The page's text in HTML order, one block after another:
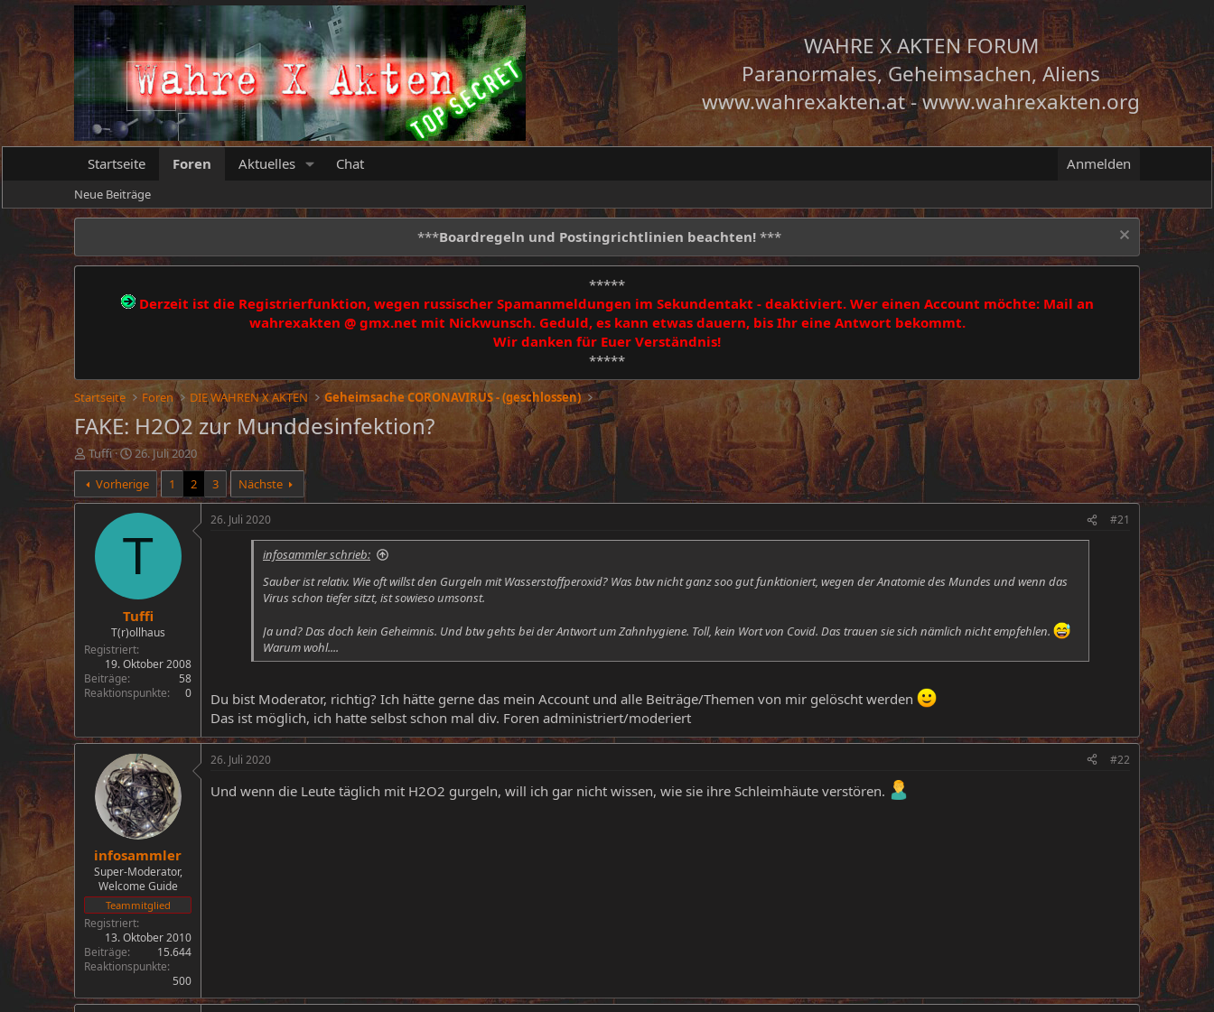
WAHRE X AKTEN FORUM
Paranormales, Geheimsachen, Aliens
www.wahrexakten.at-www.wahrexakten.org
Startseite Foren Aktuelles Chat Anmelden
Neue Beiträge
***Boardregeln und Postingrichtlinien beachten! ***
*****
Derzeit ist die Registrierfunktion, wegen russischer Spamanmeldungen im Sekundentakt - deaktiviert. Wer einen Account möchte: Mail an
wahrexakten @ gmx.net mit Nickwunsch. Geduld, es kann etwas dauern, bis Ihr eine Antwort bekommt.
Wir danken für Euer Verständnis!
*****
Startseite Foren DIE WAHREN X AKTEN Geheimsache CORONAVIRUS - (geschlossen)
FAKE: H2O2 zur Munddesinfektion?
E
r
s
t
Tuffi
E
r
s
t
e
m
26. Juli 2020
Vorherige
1 2 3 Nächste
T
Tuffi
T(r)ollhaus
Registriert
19. Oktober 2008
Beiträge
58
Reaktionspunkte
0
26. Juli 2020 #21
infosammler schrieb:
Sauber ist relativ. Wie oft willst den Gurgeln mit Wasserstoffperoxid? Was btw nicht ganz soo gut funktioniert, wegen der Anatomie des Mundes und wenn das
Virus schon tiefer sitzt, ist sowieso umsonst.
Ja und? Das doch kein Geheimnis. Und btw gehts bei der Antwort um Zahnhygiene. Toll, kein Wort von Covid. Das trauen sie sich nämlich nicht empfehlen.
Warum wohl....
Du bist Moderator, richtig? Ich hätte gerne das mein Account und alle Beiträge/Themen von mir gelöscht werden
Das ist möglich, ich hatte selbst schon mal div. Foren administriert/moderiert
infosammler
Super-Moderator,
Welcome Guide
Teammitglied
Registriert
13. Oktober 2010
Beiträge
15.644
Reaktionspunkte
500
26. Juli 2020 #22
Und wenn die Leute täglich mit H2O2 gurgeln, will ich gar nicht wissen, wie sie ihre Schleimhäute verstören.